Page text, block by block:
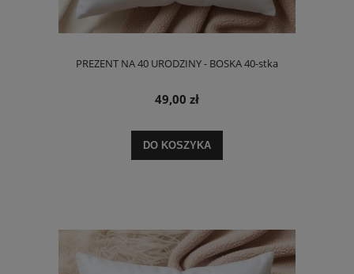
PREZENT NA 40 URODZINY - BOSKA 40-stka
49,00 zł
DO KOSZYKA